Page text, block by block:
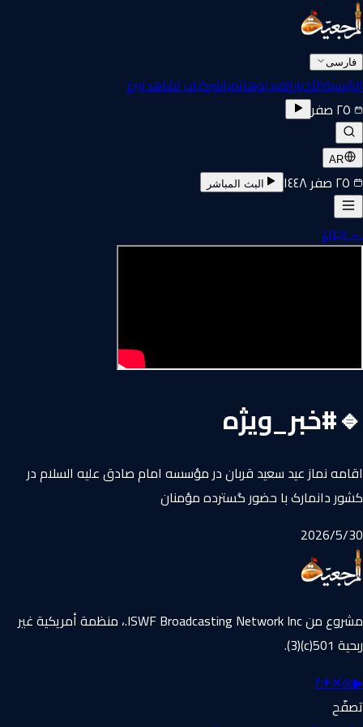
فارسی
الرئيسيةالأخبارالفيديوهاتمباشركيف تشاهدتبرع
٢٥ صفر
AR
٢٥ صفر ١٤٤٨ البث المباشر
←رجوع
🔹#خبر_ویژه
اقامه نماز عید سعید قربان در مؤسسه امام صادق علیه السلام در
کشور دانمارک با حضور گسترده مؤمنان
30‏/5‏/2026
مشروع من ISWF Broadcasting Network Inc.، منظمة أمريكية غير
ربحية 501(c)(3).
▶
◎
✕
✈
f
تصفّح